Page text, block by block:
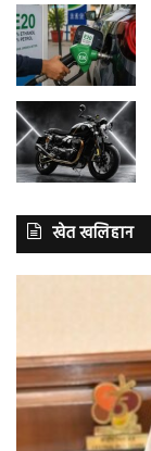
खेत खलिहान